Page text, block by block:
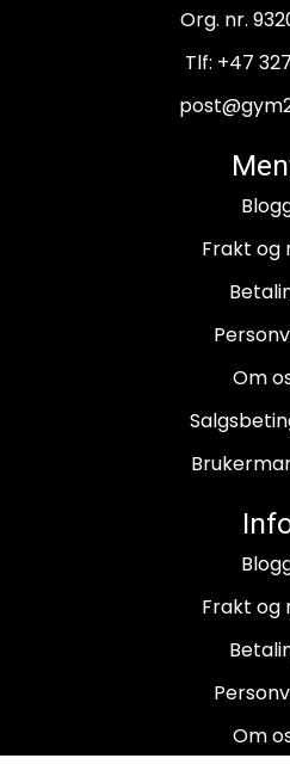
Org. nr.
Tlf: +47
Frakt og
Om
Frakt og
Om